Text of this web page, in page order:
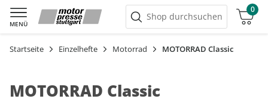
MENÜ
Shop durchsuchen
0
Warenkorb
Startseite Einzelhefte Motorrad MOTORRAD Classic
MOTORRAD Classic